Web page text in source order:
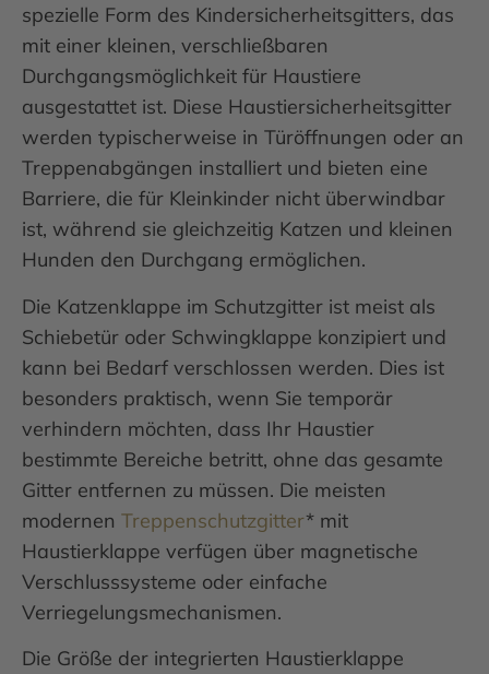
spezielle Form des Kindersicherheitsgitters, das
mit einer kleinen, verschließbaren
Durchgangsmöglichkeit für Haustiere
ausgestattet ist. Diese Haustiersicherheitsgitter
werden typischerweise in Türöffnungen oder an
Treppenabgängen installiert und bieten eine
Barriere, die für Kleinkinder nicht überwindbar
ist, während sie gleichzeitig Katzen und kleinen
Hunden den Durchgang ermöglichen.
Die Katzenklappe im Schutzgitter ist meist als
Schiebetür oder Schwingklappe konzipiert und
kann bei Bedarf verschlossen werden. Dies ist
besonders praktisch, wenn Sie temporär
verhindern möchten, dass Ihr Haustier
bestimmte Bereiche betritt, ohne das gesamte
Gitter entfernen zu müssen. Die meisten
modernen Treppenschutzgitter* mit
Haustierklappe verfügen über magnetische
Verschlusssysteme oder einfache
Verriegelungsmechanismen.
Die Größe der integrierten Haustierklappe